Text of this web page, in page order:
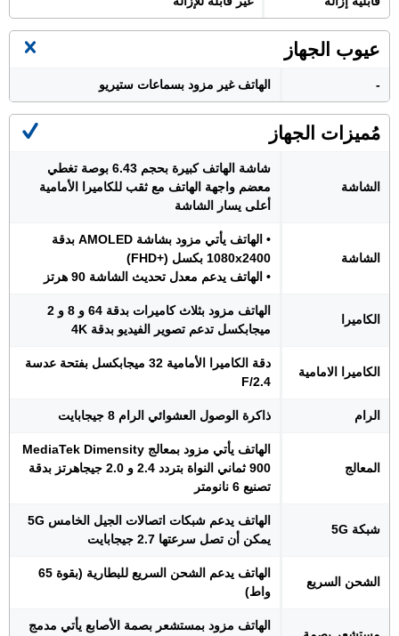
عيوب الجهاز
- الهاتف غير مزود بسماعات ستيريو
مُميزات الجهاز
الشاشة
شاشة الهاتف كبيرة بحجم 6.43 بوصة تغطي
معضم واجهة الهاتف مع ثقب للكاميرا الأمامية
أعلى يسار الشاشة
الشاشة
• الهاتف يأتي مزود بشاشة AMOLED بدقة
1080x2400 بكسل (+FHD)
• الهاتف يدعم معدل تحديث الشاشة 90 هرتز
الكاميرا
الهاتف مزود بثلاث كاميرات بدقة 64 و 8 و 2
ميجابكسل تدعم تصوير الفيديو بدقة 4K
الكاميرا الامامية
دقة الكاميرا الأمامية 32 ميجابكسل بفتحة عدسة
F/2.4
الرام ذاكرة الوصول العشوائي الرام 8 جيجابايت
المعالج
الهاتف يأتي مزود بمعالج MediaTek Dimensity
900 ثماني النواة بتردد 2.4 و 2.0 جيجاهرتز بدقة
تصنيع 6 نانومتر
شبكة 5G
الهاتف يدعم شبكات اتصالات الجيل الخامس 5G
يمكن أن تصل سرعتها 2.7 جيجابايت
الشحن السريع
الهاتف يدعم الشحن السريع للبطارية (بقوة 65
واط)
الهاتف مزود بمستشعر بصمة الأصابع يأتي مدمج